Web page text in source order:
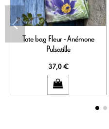
Tote bag Fleur - Anémone
Pulsatille
37,0 €